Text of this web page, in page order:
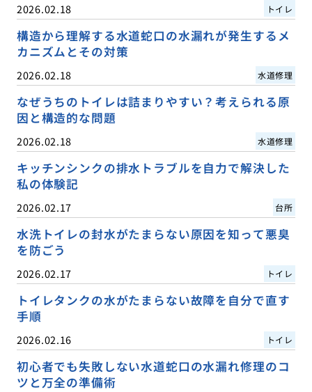
2026.02.18 トイレ
構造から理解する水道蛇口の水漏れが発生するメ
カニズムとその対策
2026.02.18 水道修理
なぜうちのトイレは詰まりやすい？考えられる原
因と構造的な問題
2026.02.18 水道修理
キッチンシンクの排水トラブルを自力で解決した
私の体験記
2026.02.17 台所
水洗トイレの封水がたまらない原因を知って悪臭
を防ごう
2026.02.17 トイレ
トイレタンクの水がたまらない故障を自分で直す
手順
2026.02.16 トイレ
初心者でも失敗しない水道蛇口の水漏れ修理のコ
ツと万全の準備術